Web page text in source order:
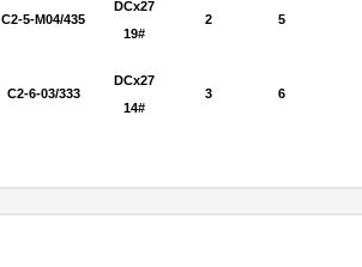
C2-5-M04/435
DCx27
19#
2 5
C2-6-03/333
DCx27
14#
3 6